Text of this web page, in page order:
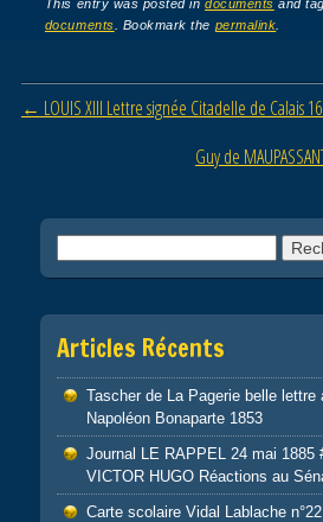
e
b
o
er
g
er
This entry was posted indocuments and
documents . Bookmark the permalink
Post navigation
← LOUIS XIII Lettre signée Citadelle de Calais
Guy de
Articles Récents
Tascher de La Pagerie belle lettre
Napoléon Bonaparte 1853
Journal LE RAPPEL 24 mai 1885
VICTOR HUGO Réactions au
Carte scolaire Vidal Lablache